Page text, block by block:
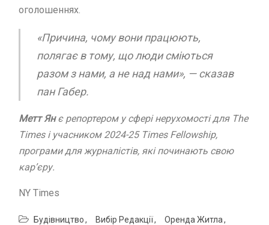
оголошеннях.
«Причина, чому вони працюють,
полягає в тому, що люди сміються
разом з нами, а не над нами», — сказав
пан Габер.
Метт Янє репортером у сфері нерухомості для The
Times і учасником 2024-25 Times Fellowship,
програми для журналістів, які починають свою
кар’єру.
NY Times
Будівництво Вибір Редакції Оренда Житла